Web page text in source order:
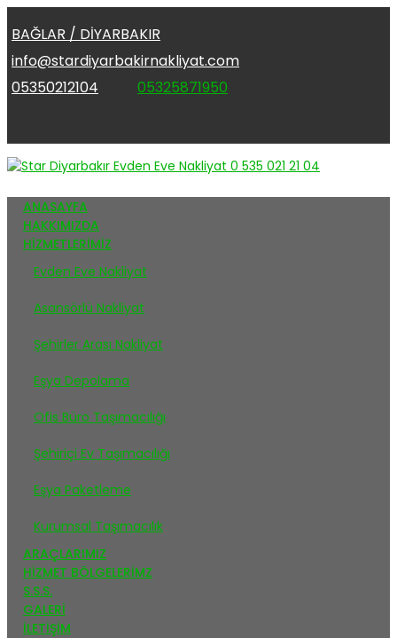
BAĞLAR / DİYARBAKIR
info@stardiyarbakirnakliyat.com
05350212104
05325871950
ANASAYFA
HAKKIMIZDA
HİZMETLERİMİZ
Evden Eve Nakliyat
Asansörlü Nakliyat
Şehirler Arası Nakliyat
Eşya Depolama
Ofis Büro Taşımacılığı
Şehiriçi Ev Taşımacılığı
Eşya Paketleme
Kurumsal Taşımacılık
ARAÇLARIMIZ
HIZMET BÖLGELERIMZ
S.S.S.
GALERİ
İLETİŞİM